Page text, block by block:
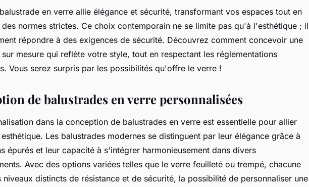
en verre : style
en verre allie élégance et sécurité, transformant vos espaces tout en
des normes strictes. Ce choix contemporain ne se limite pas qu'à l'esthétique ; il
répondre à des exigences de sécurité. Découvrez comment concevoir une
mesure qui reflète votre style, tout en respectant les réglementations
Vous serez surpris par les possibilités qu'offre le verre !
de balustrades en verre personnalisées
dans la conception de balustrades en verre est essentielle pour allier
Les balustrades modernes se distinguent par leur élégance grâce à
épurés et leur capacité à s'intégrer harmonieusement dans divers
Avec des options variées telles que le verre feuilleté ou trempé, chacune
niveaux distincts de résistance et de sécurité, la possibilité de personnaliser une